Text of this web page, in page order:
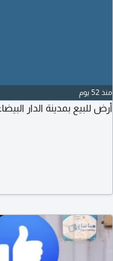
منذ 52 يوم
أرض للبيع بمدينة الدار البيضاء مسحتها